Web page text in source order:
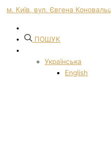
м. Київ, вул. Євгена
ПОШУК
Українська
English